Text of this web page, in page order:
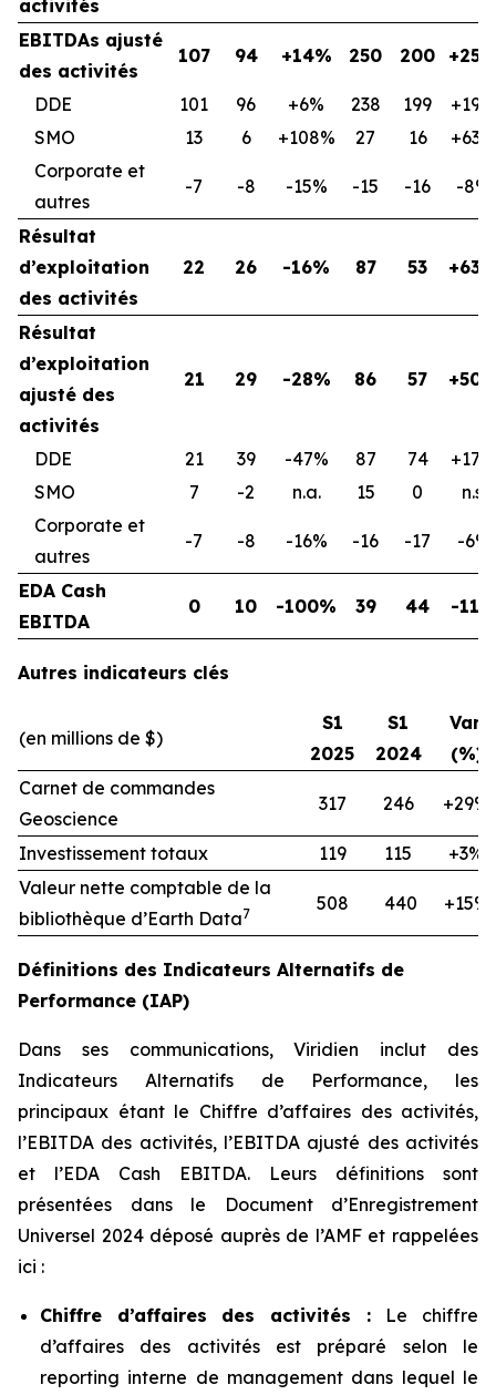
activités
EBITDAs ajusté
des activités
107 94 +14% 250 200
DDE 101 96 +6% 238 199
+19%
SMO
13 6 +108% 27 16
+63%
Corporate et
autres
-7 -8 -15% -15 -16 -8%
Résultat
d’exploitation
des activités
22 26 -16% 87 53
Résultat
d’exploitation
ajusté des
activités
21 29 -28% 86 57
DDE 21 39 -47% 87 74
+17%
SMO
7 -2 n.a. 15 0
n.s.
Corporate et
autres
-7 -8 -16% -16 -17 -6%
EDA Cash
EBITDA
0 10 -100% 39 44 -11%
Autres indicateurs clés
(en millions de $)
S1
2025
S1
2024
Var.
(%)
Carnet de commandes
Geoscience
317 246 +29%
Investissement totaux 119 115
+3%
Valeur nette comptable de la
bibliothèque d’Earth Data7 508 440 +15%
Définitions des Indicateurs Alternatifs de
Performance (IAP)
Dans ses communications, Viridien inclut des
Indicateurs Alternatifs de Performance, les
principaux étant le Chiffre d’affaires des activités,
l’EBITDA des activités, l’EBITDA ajusté des activités
et l’EDA Cash EBITDA. Leurs définitions sont
présentées dans le Document d’Enregistrement
Universel 2024 déposé auprès de l’AMF et rappelées
ici :
Chiffre d’affaires des activités : Le chiffre
d’affaires des activités est préparé selon le
reporting interne de management dans lequel le